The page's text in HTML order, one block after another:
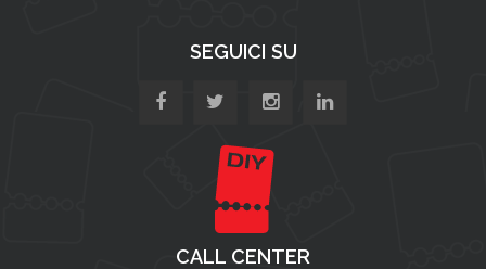
SEGUICI SU
CALL CENTER